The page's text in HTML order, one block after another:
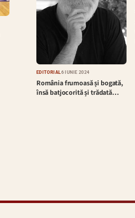
EDITORIAL 6 IUNIE 2024
România frumoasă și bogată,
însă batjocorită și trădată…